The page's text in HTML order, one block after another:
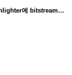
[워드프레스] crayon syntax highlighter에 bitstream vera sans mono 폰트